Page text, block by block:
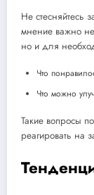
Не стесняйтесь
мнение важно
но и для
Что
Что можно
Такие вопросы
реагировать на